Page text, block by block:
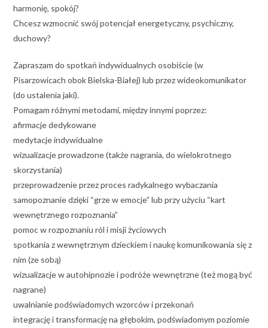
harmonię, spokój?
Chcesz wzmocnić swój potencjał energetyczny, psychiczny,
duchowy?
Zapraszam do spotkań indywidualnych osobiście (w
Pisarzowicach obok Bielska-Białej) lub przez wideokomunikator
(do ustalenia jaki).
Pomagam różnymi metodami, między innymi poprzez:
afirmacje dedykowane
medytacje indywidualne
wizualizacje prowadzone (także nagrania, do wielokrotnego
skorzystania)
przeprowadzenie przez proces radykalnego wybaczania
samopoznanie dzięki “grze w emocje” lub przy użyciu “kart
wewnętrznego rozpoznania”
pomoc w rozpoznaniu ról i misji życiowych
spotkania z wewnętrznym dzieckiem i naukę komunikowania się z
nim (ze sobą)
wizualizacje w autohipnozie i podróże wewnętrzne (też mogą być
nagrane)
uwalnianie podświadomych wzorców i przekonań
integrację i transformację na głębokim, podświadomym poziomie